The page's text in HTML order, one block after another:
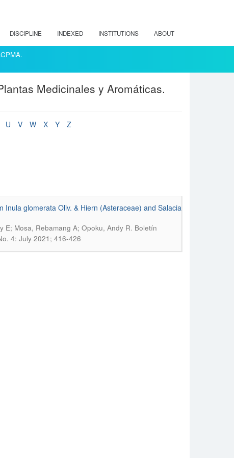
DISCIPLINE INDEXED INSTITUTIONS ABOUT
Medicinales y Aromáticas.
U V W X Y
Z
glomerata Oliv. & Hiern (Asteraceae) and Salacia
E; Mosa, Rebamang A; Opoku, Andy R. Boletín
4: July 2021; 416-426